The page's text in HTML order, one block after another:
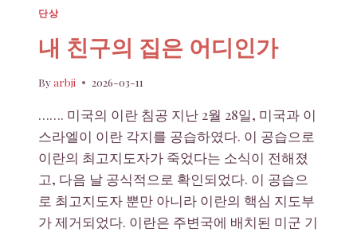
단상
내 친구의 집은 어디인가
Byarbji 2026-03-11
……. 미국의 이란 침공 지난 2월 28일, 미국과 이
스라엘이 이란 각지를 공습하였다. 이 공습으로
이란의 최고지도자가 죽었다는 소식이 전해졌
고, 다음 날 공식적으로 확인되었다. 이 공습으
로 최고지도자 뿐만 아니라 이란의 핵심 지도부
가 제거되었다. 이란은 주변국에 배치된 미군 기